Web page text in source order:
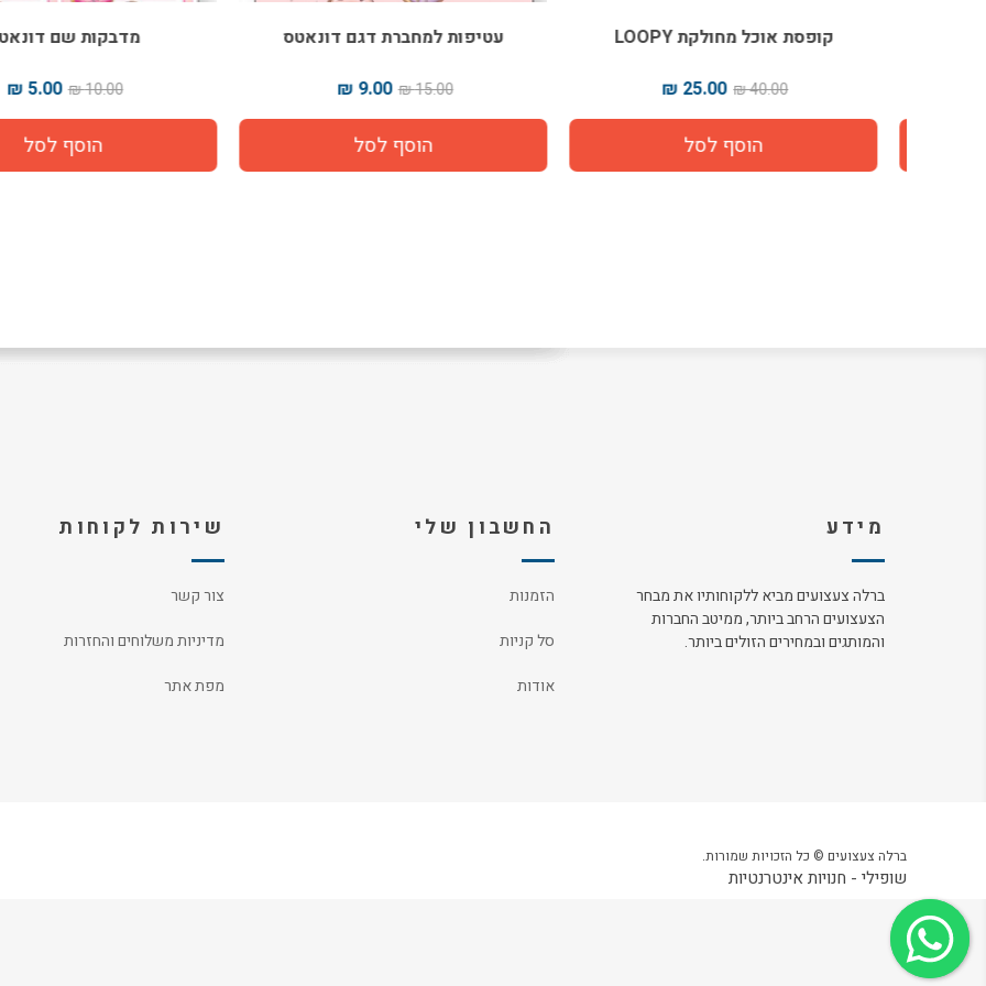
קופסת אוכל מחולקת LOOPY
40.00 ₪
25.00 ₪
עטיפות למחברת דגם דונאטס
15.00 ₪
9.00 ₪
מדבקות שם דונאטס
10.00 ₪
5.00 ₪
מידע
ברלה צעצועים מביא ללקוחותיו את מבחר
הצעצועים הרחב ביותר, ממיטב החברות
והמותגים ובמחירים הזולים ביותר.
החשבון שלי
הזמנות
סל קניות
אודות
שירות לקוחות
צור קשר
מדיניות משלוחים והחזרות
מפת אתר
ברלה צעצועים © כל הזכויות שמורות.
שופילי - חנויות אינטרנטיות